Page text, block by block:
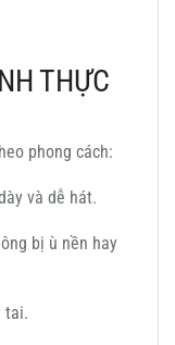
THỰC
phong cách:
và dễ hát.
bị ù nền hay
tai.